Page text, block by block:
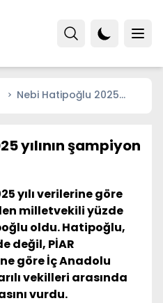
Nebi Hatipoğlu 2025
yılının şampiyon
yılı verilerine göre
milletvekili yüzde
oldu. Hatipoğlu,
değil, PİAR
göre İç Anadolu
vekilleri arasında
vurdu.